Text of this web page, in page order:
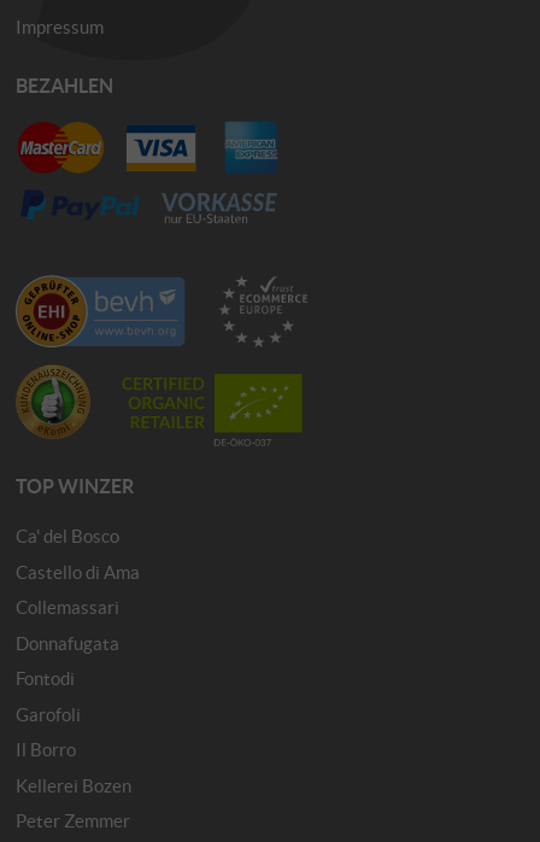
Impressum
BEZAHLEN
TOP WINZER
Ca' del Bosco
Castello di Ama
Collemassari
Donnafugata
Fontodi
Garofoli
Il Borro
Kellerei Bozen
Peter Zemmer